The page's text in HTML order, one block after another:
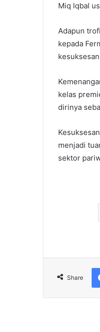
Miq Iqbal
Adapun
kepada
kelas
dirinya
menjadi
sektor
Share